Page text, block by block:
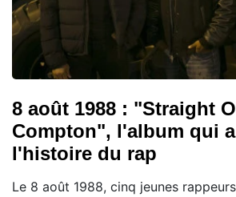
8 août 1988 : "Straight
Compton", l'album qui
l'histoire du rap
Le 8 août 1988, cinq jeunes